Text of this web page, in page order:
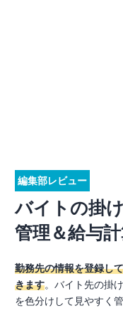
編集部レビュー
バイトの掛
管理＆給与
勤務先の情報を登録し
きます。バイト先の掛
を色分けして見やすく